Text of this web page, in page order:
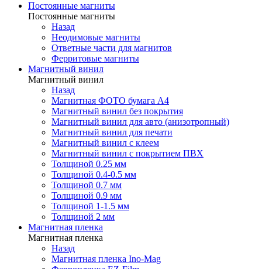
Постоянные магниты
Постоянные магниты
Назад
Неодимовые магниты
Ответные части для магнитов
Ферритовые магниты
Магнитный винил
Магнитный винил
Назад
Магнитная ФОТО бумага А4
Магнитный винил без покрытия
Магнитный винил для авто (анизотропный)
Магнитный винил для печати
Магнитный винил с клеем
Магнитный винил с покрытием ПВХ
Толщиной 0.25 мм
Толщиной 0.4-0.5 мм
Толщиной 0.7 мм
Толщиной 0.9 мм
Толщиной 1-1.5 мм
Толщиной 2 мм
Магнитная пленка
Магнитная пленка
Назад
Магнитная пленка Ino-Mag